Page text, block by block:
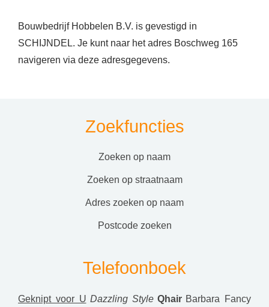
Bouwbedrijf Hobbelen B.V. is gevestigd in
SCHIJNDEL. Je kunt naar het adres Boschweg 165
navigeren via deze adresgegevens.
Zoekfuncties
zoeken op naam
zoeken op straatnaam
adres zoeken op naam
postcode zoeken
Telefoonboek
Geknipt voor U Dazzling Style Qhair Barbara Fancy